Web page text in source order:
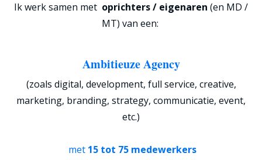
Ik werk samen met oprichters / eigenaren (en MD /
MT) van een:
Ambitieuze Agency
(zoals digital, development, full service, creative,
marketing, branding, strategy, communicatie, event,
etc.)
met 15 tot 75 medewerkers